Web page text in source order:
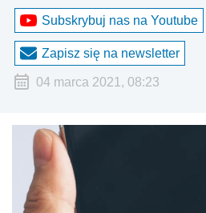
Subskrybuj nas na Youtube
Zapisz się na newsletter
04 marca 2021, 08:23